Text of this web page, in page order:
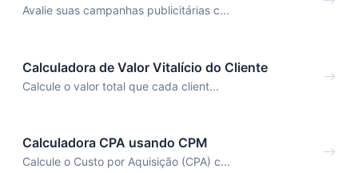
Avalie suas campanhas publicitárias c...
Calculadora de Valor Vitalício do Cliente
Calcule o valor total que cada client...
Calculadora CPA usando CPM
Calcule o Custo por Aquisição (CPA) c...